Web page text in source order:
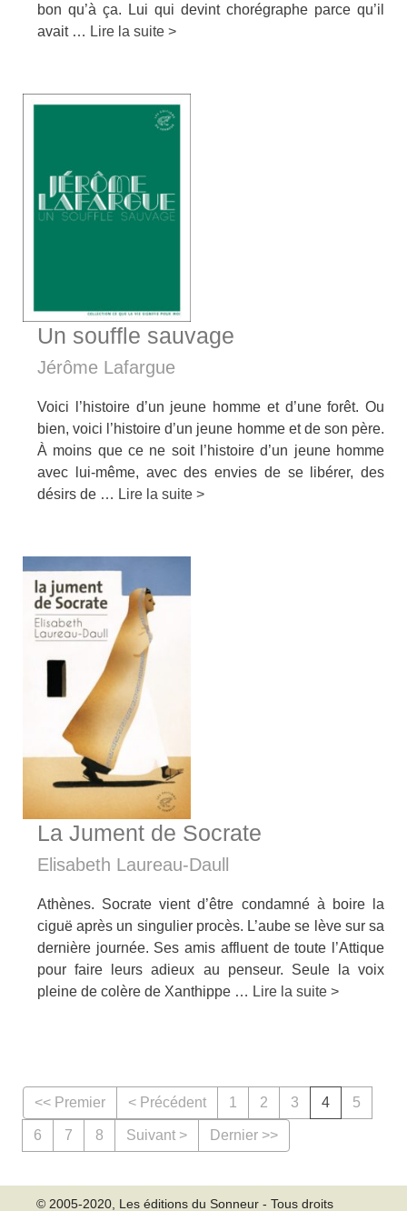
bon qu’à ça. Lui qui devint chorégraphe parce qu’il
avait … Lire la suite >
Un souffle sauvage
Jérôme Lafargue
Voici l’histoire d’un jeune homme et d’une forêt. Ou
bien, voici l’histoire d’un jeune homme et de son père.
À moins que ce ne soit l’histoire d’un jeune homme
avec lui-même, avec des envies de se libérer, des
désirs de … Lire la suite >
La Jument de Socrate
Elisabeth Laureau-Daull
Athènes. Socrate vient d’être condamné à boire la
ciguë après un singulier procès. L’aube se lève sur sa
dernière journée. Ses amis affluent de toute l’Attique
pour faire leurs adieux au penseur. Seule la voix
pleine de colère de Xanthippe … Lire la suite >
<< Premier < Précédent 1 2 3 4 5
6 7 8 Suivant > Dernier >>
© 2005-2020, Les éditions du Sonneur - Tous droits